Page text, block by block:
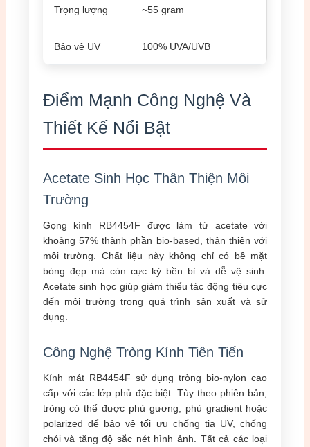
Trọng lượng ~55 gram
Bảo vệ UV 100% UVA/UVB
Điểm Mạnh Công Nghệ Và
Thiết Kế Nổi Bật
Acetate Sinh Học Thân Thiện Môi
Trường
Gọng kính RB4454F được làm từ acetate với
khoảng 57% thành phần bio-based, thân thiện với
môi trường. Chất liệu này không chỉ có bề mặt
bóng đẹp mà còn cực kỳ bền bỉ và dễ vệ sinh.
Acetate sinh học giúp giảm thiểu tác động tiêu cực
đến môi trường trong quá trình sản xuất và sử
dụng.
Công Nghệ Tròng Kính Tiên Tiến
Kính mát RB4454F sử dụng tròng bio-nylon cao
cấp với các lớp phủ đặc biệt. Tùy theo phiên bản,
tròng có thể được phủ gương, phủ gradient hoặc
polarized để bảo vệ tối ưu chống tia UV, chống
chói và tăng độ sắc nét hình ảnh. Tất cả các loại